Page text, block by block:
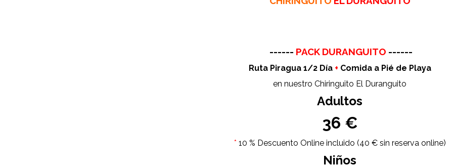
------ PACK DURANGUITO ------
Ruta Piragua 1/2 Día + Comida a Pié de Playa
en nuestro Chiringuito El Duranguito
Adultos
36 €
* 10 % Descuento Online incluido (40 € sin reserva online)
Niños